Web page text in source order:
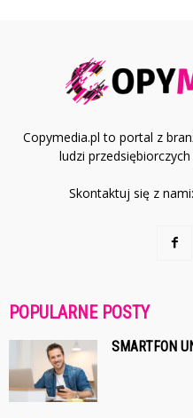
Copymedia.pl to portal z
ludzi
Skontaktuj się z nami:
POPULARNE POSTY
SMARTFON